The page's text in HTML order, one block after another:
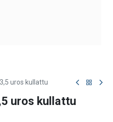
uros kullattu
uros kullattu